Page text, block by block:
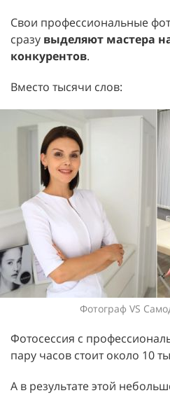
Свои профессиональные
сразу выделяют мастера
конкурентов.
Вместо тысячи слов:
Фотограф VS
Фотосессия с
пару часов стоит около 10
А в результате этой